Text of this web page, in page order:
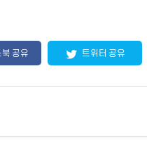
공유 트위터 공유